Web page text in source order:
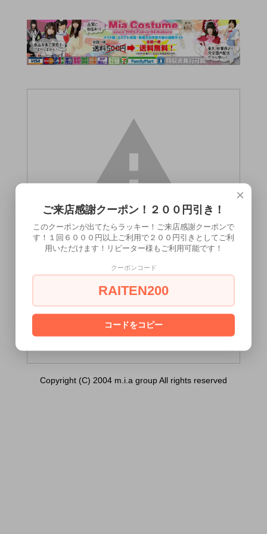
のストッキングのつま先の内側の香り
きません。
あなたは18歳以上ですか？
[ はい ] [ いいえ ]
Copyright (C) 2004 m.i.a group All rights reserved
×
ご来店感謝クーポン！２００円引き！
このクーポンが出てたらラッキー！ご来店感謝クーポンで
す！１回６０００円以上ご利用で２００円引きとしてご利
用いただけます！リピーター様もご利用可能です！
クーポンコード
RAITEN200
コードをコピー